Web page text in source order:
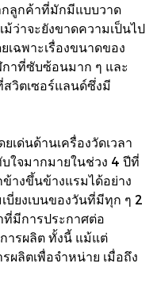
กลูกค้าที่มักมีแบบวาด
ว่าจะยังขาดความเป็นไป
เฉพาะเรื่องขนาดของ
าที่ซับซ้อนมาก ๆ และ
วิตเซอร์แลนด์ซึ่งมี
ด่นด้านเครื่องวัดเวลา
ใจมากมายในช่วง 4 ปีที่
างขึ้นข้างแรมได้อย่าง
บี่ยงเบนของวันที่มีทุก ๆ 2
มีการประกาศต่อ
ารผลิต ทั้งนี้ แม้แต่
ผลิตเพื่อจำหน่าย เมื่อถึง